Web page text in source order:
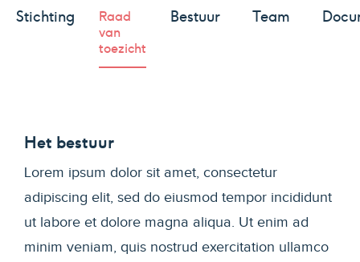
Stichting
Raad
van
toezicht
Bestuur Team
Het bestuur
Lorem ipsum dolor sit amet, consectetur
adipiscing elit, sed do eiusmod tempor incididunt
ut labore et dolore magna aliqua. Ut enim ad
minim veniam, quis nostrud exercitation ullamco